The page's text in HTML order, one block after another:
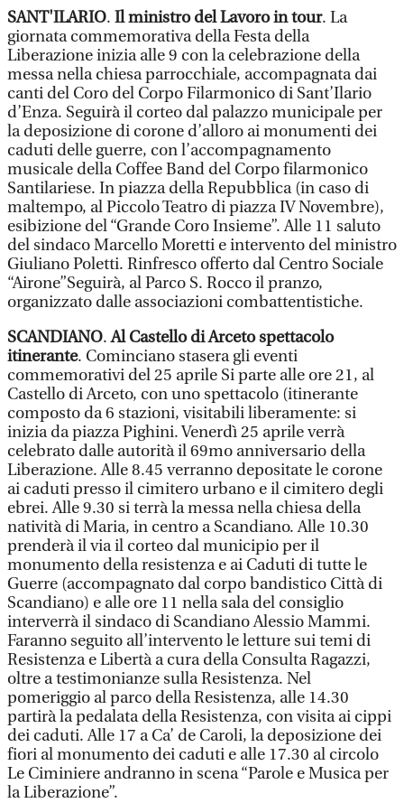
SANT'ILARIO. Il ministro del Lavoro in tour. La
giornata commemorativa della Festa della
Liberazione inizia alle 9 con la celebrazione della
messa nella chiesa parrocchiale, accompagnata dai
canti del Coro del Corpo Filarmonico di Sant’Ilario
d’Enza. Seguirà il corteo dal palazzo municipale per
la deposizione di corone d’alloro ai monumenti dei
caduti delle guerre, con l’accompagnamento
musicale della Coffee Band del Corpo filarmonico
Santilariese. In piazza della Repubblica (in caso di
maltempo, al Piccolo Teatro di piazza IV Novembre),
esibizione del “Grande Coro Insieme”. Alle 11 saluto
del sindaco Marcello Moretti e intervento del ministro
Giuliano Poletti. Rinfresco offerto dal Centro Sociale
“Airone”Seguirà, al Parco S. Rocco il pranzo,
organizzato dalle associazioni combattentistiche.
SCANDIANO.Al Castello di Arceto spettacolo
itinerante. Cominciano stasera gli eventi
commemorativi del 25 aprile Si parte alle ore 21, al
Castello di Arceto, con uno spettacolo (itinerante
composto da 6 stazioni, visitabili liberamente: si
inizia da piazza Pighini. Venerdì 25 aprile verrà
celebrato dalle autorità il 69mo anniversario della
Liberazione. Alle 8.45 verranno depositate le corone
ai caduti presso il cimitero urbano e il cimitero degli
ebrei. Alle 9.30 si terrà la messa nella chiesa della
natività di Maria, in centro a Scandiano. Alle 10.30
prenderà il via il corteo dal municipio per il
monumento della resistenza e ai Caduti di tutte le
Guerre (accompagnato dal corpo bandistico Città di
Scandiano) e alle ore 11 nella sala del consiglio
interverrà il sindaco di Scandiano Alessio Mammi.
Faranno seguito all’intervento le letture sui temi di
Resistenza e Libertà a cura della Consulta Ragazzi,
oltre a testimonianze sulla Resistenza. Nel
pomeriggio al parco della Resistenza, alle 14.30
partirà la pedalata della Resistenza, con visita ai cippi
dei caduti. Alle 17 a Ca’ de Caroli, la deposizione dei
fiori al monumento dei caduti e alle 17.30 al circolo
Le Ciminiere andranno in scena “Parole e Musica per
la Liberazione”.